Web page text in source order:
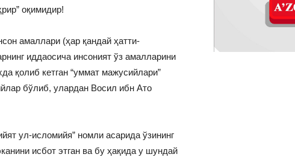
оқимидир!
амаллари (ҳар қандай ҳатти-
иддаосича инсоният ўз амалларини
қолиб кетган “уммат мажусийлари”
бўлиб, улардан Восил ибн Ато
ул-исломийя” номли асарида ўзининг
исбот этган ва бу ҳақида у шундай